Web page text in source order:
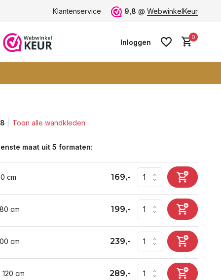
klantbeoordeling 9+ Grootste collectie -ruim 600+
Klantenservice 9,8 @ WebwinkelKeur
Inloggen
0
Toon alle wandkleden
maat uit 5 formaten:
cm 169,-
cm 199,-
cm 239,-
cm 289,-